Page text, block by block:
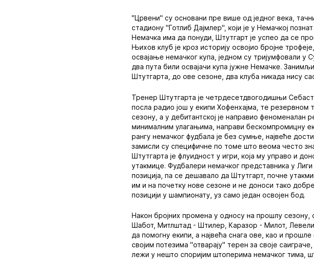
"Црвени" су основани пре више од једног века,
стадиону "Готлиб Дајмлер", који је у Немачкој
Немачка има да понуди, Штутгарт је успео да се
Њихов клуб је кроз историју освојио бројне
освајање немачког купа, једном су тријумфовали у
два пута били освајачи купа јужне Немачке.
Штутгарта, до ове сезоне, два клуба никада нису
Тренер Штутгарта је четрдесетдвогодишњи
посла радио још у екипи Хофенхајма, те резервном
сезону, а у дебитантској је направио феноменалан
минималним улагањима, направи бескомпромицну
рангу немачког фудбала је без сумње, највеће
замисли су специфичне по томе што веома често
Штутгарта је флуидност у игри, која му управо и
утакмице. Фудбалери немачког представника у
позиција, па се дешавало да Штутгарт, почне
им и на почетку нове сезоне и не доноси тако
позицији у шампионату, уз само један освојен бод.
Након бројних промена у односу на прошлу
Шабот, Митлштад - Штилер, Каразор - Милот,
да помогну екипи, а највећа снага ове, као и
својим потезима "отварају" терен за своје
лежи у нешто споријим штоперима немачког тима,